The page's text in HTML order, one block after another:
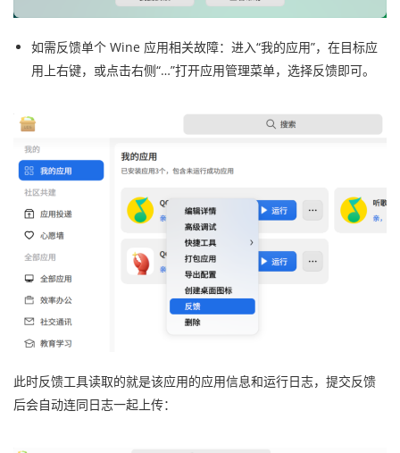
如需反馈单个 Wine 应用相关故障：进入“我的应用”，在目标应
用上右键，或点击右侧“…”打开应用管理菜单，选择反馈即可。
此时反馈工具读取的就是该应用的应用信息和运行日志，提交反馈
后会自动连同日志一起上传：